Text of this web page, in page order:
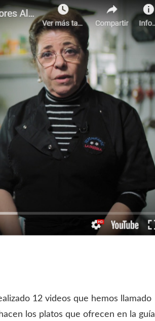
12 videos que hemos llamado
los platos que ofrecen en la guía